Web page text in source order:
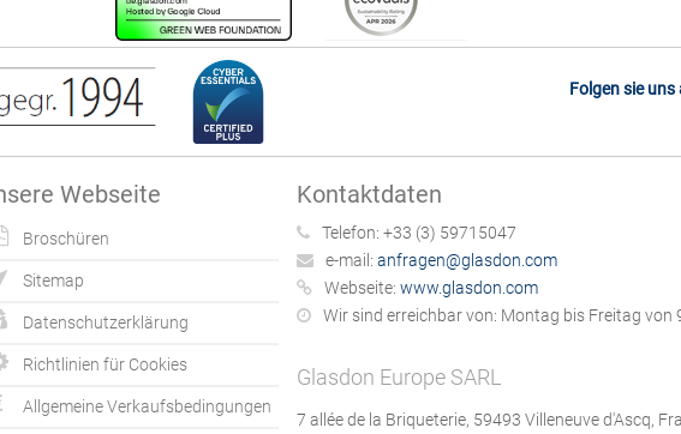
Folgen sie uns
Webseite
Broschüren
Sitemap
Datenschutzerklärung
Richtlinien für Cookies
Allgemeine Verkaufsbedingungen
Kontaktdaten
Telefon: +33 (3) 59715047
e-mail: anfragen@glasdon.com
Webseite: www.glasdon.com
Wir sind erreichbar von: Montag bis Freitag von
Glasdon Europe SARL
7 allée de la Briqueterie, 59493 Villeneuve d'Ascq,